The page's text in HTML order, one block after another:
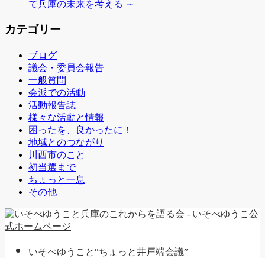
て兵庫の未来を考える ～
カテゴリー
ブログ
議会・委員会報告
一般質問
会派での活動
活動報告誌
様々な活動と情報
困ったを、良かったに！
地域とのつながり
川西市のこと
初当選まで
ちょっと一息
その他
いそべゆうこと“ちょっと井戸端会議”